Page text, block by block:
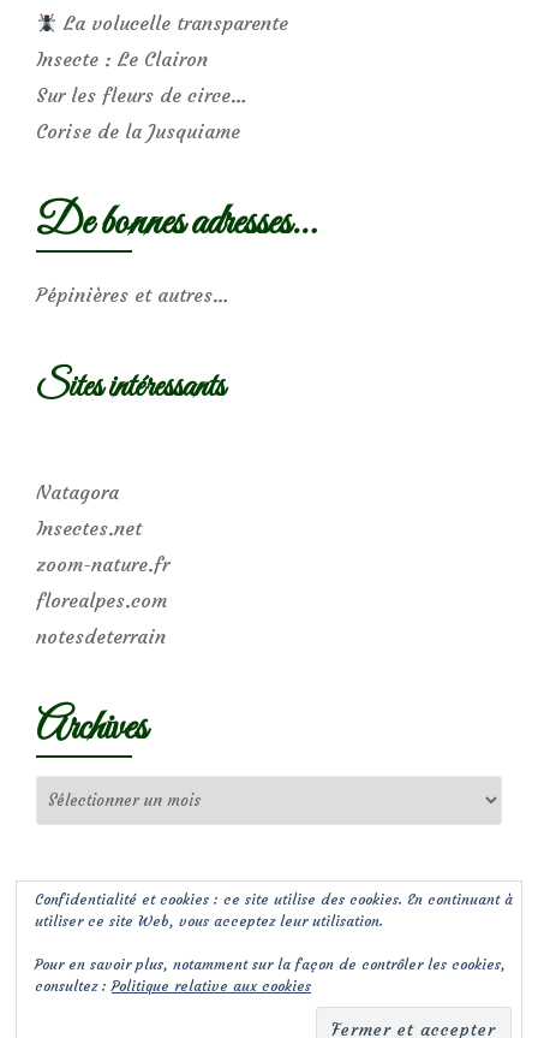
La volucelle transparente
Insecte : Le Clairon
Sur les fleurs de circe…
Corise de la Jusquiame
De bonnes adresses…
Pépinières et autres…
Sites intéressants
Natagora
Insectes.net
zoom-nature.fr
florealpes.com
notesdeterrain
Archives
Confidentialité et cookies : ce site utilise des cookies. En continuant à
utiliser ce site Web, vous acceptez leur utilisation.
Pour en savoir plus, notamment sur la façon de contrôler les cookies,
consultez :Politique relative aux cookies